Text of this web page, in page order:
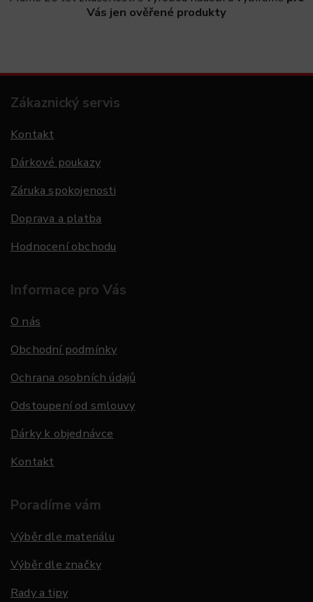
Vás jen ověřené produkty
Zákaznický servis
Kontakt
Dárkové poukazy
Záruka spokojenosti
Doprava a platba
Hodnocení obchodu
Informace pro Vás
O nás
Obchodní podmínky
Ochrana osobních údajů
Odstoupení od smlouvy
Dárky k objednávce
Kontakt
Poradíme vám
Výběr dle materiálu
Výběr dle značky
Rady a tipy